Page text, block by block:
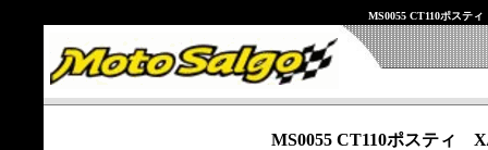
MS0055 CT110ポス
MS0055 CT110ポスティ